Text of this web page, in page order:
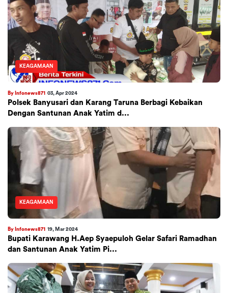
KEAGAMAAN
By Infonews871 03, Apr 2024
Polsek Banyusari dan Karang Taruna Berbagi Kebaikan
Dengan Santunan Anak Yatim d...
KEAGAMAAN
By Infonews871 19, Mar 2024
Bupati Karawang H.Aep Syaepuloh Gelar Safari Ramadhan
dan Santunan Anak Yatim Pi...